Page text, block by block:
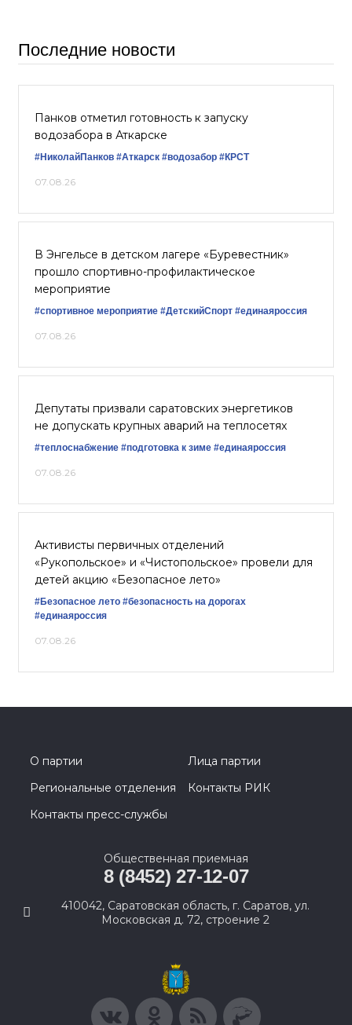
Последние новости
Панков отметил готовность к запуску
водозабора в Аткарске
#НиколайПанков #Аткарск #водозабор #КРСТ
07.08.26
В Энгельсе в детском лагере «Буревестник»
прошло спортивно-профилактическое
мероприятие
#спортивное мероприятие #ДетскийСпорт #единаяроссия
07.08.26
Депутаты призвали саратовских энергетиков
не допускать крупных аварий на теплосетях
#теплоснабжение #подготовка к зиме #единаяроссия
07.08.26
Активисты первичных отделений
«Рукопольское» и «Чистопольское» провели для
детей акцию «Безопасное лето»
#Безопасное лето #безопасность на дорогах
#единаяроссия
07.08.26
О партии
Лица партии
Региональные отделения
Контакты РИК
Контакты пресс-службы
Общественная приемная
8 (8452) 27-12-07
410042, Саратовская область, г. Саратов, ул.
Московская д. 72, строение 2